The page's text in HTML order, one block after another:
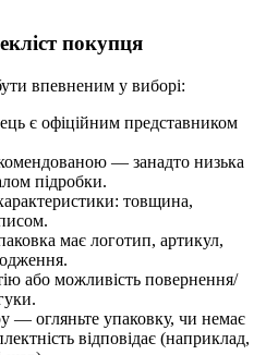
покупця
впевненим у виборі:
є офіційним представником
— занадто низька
підробки.
товщина,
має логотип, артикул,
або можливість повернення/
— огляньте упаковку, чи немає
відповідає (наприклад,